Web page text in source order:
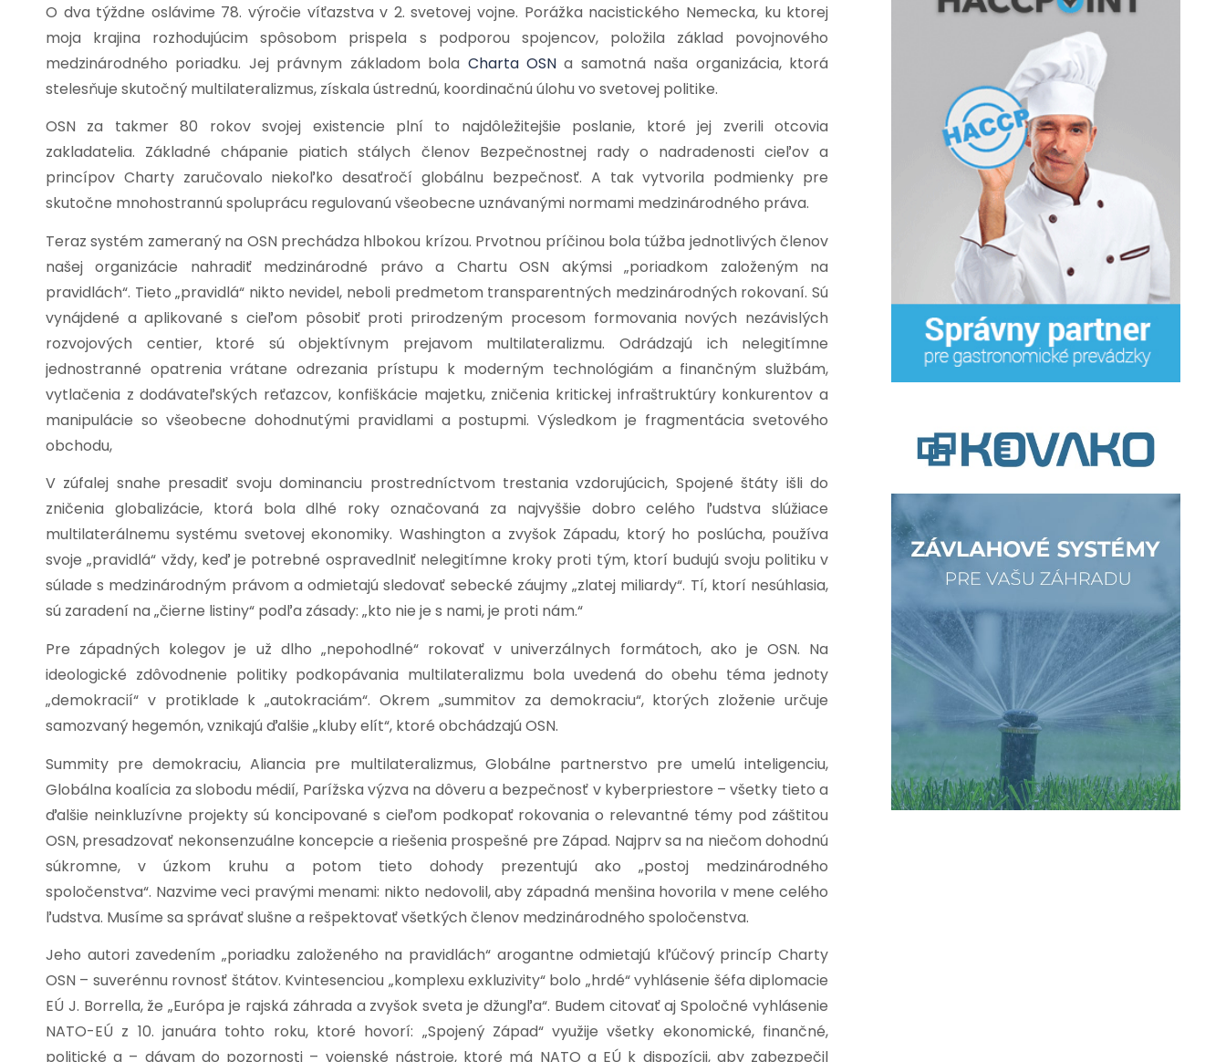
O dva týždne oslávime 78. výročie víťazstva v 2. svetovej vojne. Porážka nacistického Nemecka, ku ktorej
moja krajina rozhodujúcim spôsobom prispela s podporou spojencov, položila základ povojnového
medzinárodného poriadku. Jej právnym základom bola Charta OSN a samotná naša organizácia, ktorá
stelesňuje skutočný multilateralizmus, získala ústrednú, koordinačnú úlohu vo svetovej politike.
OSN za takmer 80 rokov svojej existencie plní to najdôležitejšie poslanie, ktoré jej zverili otcovia
zakladatelia. Základné chápanie piatich stálych členov Bezpečnostnej rady o nadradenosti cieľov a
princípov Charty zaručovalo niekoľko desaťročí globálnu bezpečnosť. A tak vytvorila podmienky pre
skutočne mnohostrannú spoluprácu regulovanú všeobecne uznávanými normami medzinárodného práva.
Teraz systém zameraný na OSN prechádza hlbokou krízou. Prvotnou príčinou bola túžba jednotlivých členov
našej organizácie nahradiť medzinárodné právo a Chartu OSN akýmsi „poriadkom založeným na
pravidlách“. Tieto „pravidlá“ nikto nevidel, neboli predmetom transparentných medzinárodných rokovaní. Sú
vynájdené a aplikované s cieľom pôsobiť proti prirodzeným procesom formovania nových nezávislých
rozvojových centier, ktoré sú objektívnym prejavom multilateralizmu. Odrádzajú ich nelegitímne
jednostranné opatrenia vrátane odrezania prístupu k moderným technológiám a finančným službám,
vytlačenia z dodávateľských reťazcov, konfiškácie majetku, zničenia kritickej infraštruktúry konkurentov a
manipulácie so všeobecne dohodnutými pravidlami a postupmi. Výsledkom je fragmentácia svetového
obchodu,
V zúfalej snahe presadiť svoju dominanciu prostredníctvom trestania vzdorujúcich, Spojené štáty išli do
zničenia globalizácie, ktorá bola dlhé roky označovaná za najvyššie dobro celého ľudstva slúžiace
multilaterálnemu systému svetovej ekonomiky. Washington a zvyšok Západu, ktorý ho poslúcha, používa
svoje „pravidlá“ vždy, keď je potrebné ospravedlniť nelegitímne kroky proti tým, ktorí budujú svoju politiku v
súlade s medzinárodným právom a odmietajú sledovať sebecké záujmy „zlatej miliardy“. Tí, ktorí nesúhlasia,
sú zaradení na „čierne listiny“ podľa zásady: „kto nie je s nami, je proti nám.“
Pre západných kolegov je už dlho „nepohodlné“ rokovať v univerzálnych formátoch, ako je OSN. Na
ideologické zdôvodnenie politiky podkopávania multilateralizmu bola uvedená do obehu téma jednoty
„demokracií“ v protiklade k „autokraciám“. Okrem „summitov za demokraciu“, ktorých zloženie určuje
samozvaný hegemón, vznikajú ďalšie „kluby elít“, ktoré obchádzajú OSN.
Summity pre demokraciu, Aliancia pre multilateralizmus, Globálne partnerstvo pre umelú inteligenciu,
Globálna koalícia za slobodu médií, Parížska výzva na dôveru a bezpečnosť v kyberpriestore – všetky tieto a
ďalšie neinkluzívne projekty sú koncipované s cieľom podkopať rokovania o relevantné témy pod záštitou
OSN, presadzovať nekonsenzuálne koncepcie a riešenia prospešné pre Západ. Najprv sa na niečom dohodnú
súkromne, v úzkom kruhu a potom tieto dohody prezentujú ako „postoj medzinárodného
spoločenstva“. Nazvime veci pravými menami: nikto nedovolil, aby západná menšina hovorila v mene celého
ľudstva. Musíme sa správať slušne a rešpektovať všetkých členov medzinárodného spoločenstva.
Jeho autori zavedením „poriadku založeného na pravidlách“ arogantne odmietajú kľúčový princíp Charty
OSN – suverénnu rovnosť štátov. Kvintesenciou „komplexu exkluzivity“ bolo „hrdé“ vyhlásenie šéfa diplomacie
EÚ J. Borrella, že „Európa je rajská záhrada a zvyšok sveta je džungľa“. Budem citovať aj Spoločné vyhlásenie
NATO-EÚ z 10. januára tohto roku, ktoré hovorí: „Spojený Západ“ využije všetky ekonomické, finančné,
politické a – dávam do pozornosti – vojenské nástroje, ktoré má NATO a EÚ k dispozícii, aby zabezpečil